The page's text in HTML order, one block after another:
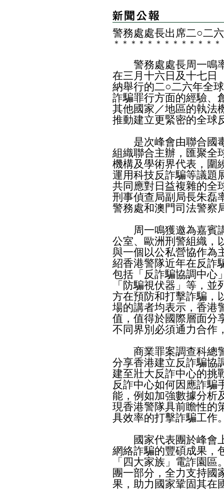
警務處處長出席二○二
＊ ＊ ＊ ＊ ＊ ＊ ＊ ＊ ＊ ＊ ＊ ＊ ＊
警務處處長周一鳴率
在三月十六日及十七日
納舉行的二○二六年全
詐騙罪行方面的經驗、
其他國家／地區的執法
推動建立更緊密的全球
是次峰會由聯合國毒
組織聯合主辦，匯聚全
機構及學術界代表，圍
運用科技反詐騙等議題
共同應對日益複雜的全
刑事偵查局副局長朱磊
警務處和澳門司法警察
周一鳴獲邀為嘉賓講
公室、歐洲刑警組織，
與一個以公私營協作為
紹香港警隊近年在反詐
包括「反詐騙協調中心
「防騙視伏器」等，
方在預防和打擊詐騙，
場的講者均表示，香港
值，值得於國際層面分
不同界別必須通力合作
商業罪案調查科總警
分享香港建立反詐騙協
建至壯大反詐中心的挑
反詐中心如何因應詐騙
能，例如加強數據分析
現香港警隊具前瞻性的
具效率的打擊詐騙工作
國家代表團於峰會上
網絡詐騙的豐碩成果，
「四大家族」電詐園
團一部分，全力支持國
果，助力國家鞏固其在